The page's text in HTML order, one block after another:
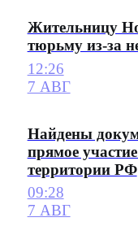
Жительницу
тюрьму из-за
12:26
7 АВГ
Найдены
прямое
территории РФ
09:28
7 АВГ